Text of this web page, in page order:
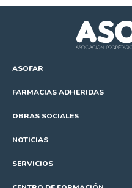
ASOFAR
FARMACIAS ADHERIDAS
OBRAS SOCIALES
NOTICIAS
SERVICIOS